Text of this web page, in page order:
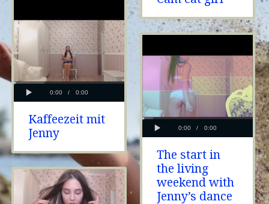
Kaffeezeit mit
Jenny
The start in
the living
weekend with
Jenny’s dance